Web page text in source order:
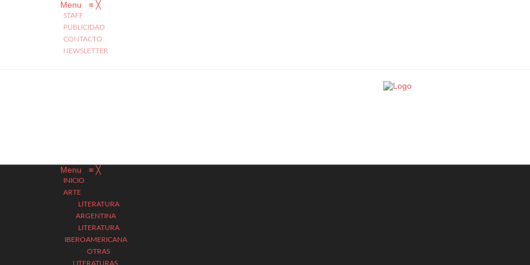
Menu ≡ ╳
STAFF
PUBLICIDAD
CONTACTO
NEWSLETTER
Menu ≡ ╳
INICIO
ARTE
LITERATURA
ARGENTINA
LITERATURA
IBEROAMERICANA
OTRAS
LITERATURAS